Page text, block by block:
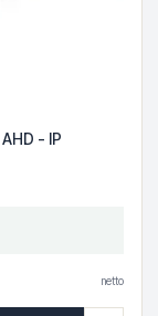
- IP
netto